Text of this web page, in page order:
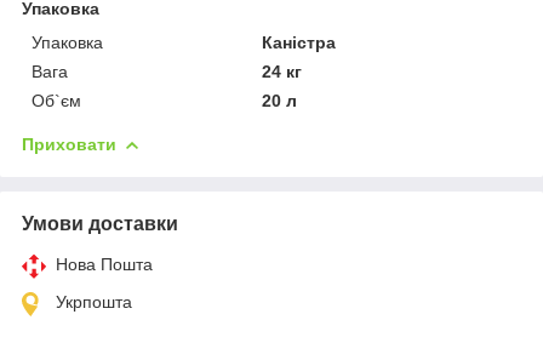
Упаковка
Упаковка
Каністра
Вага
24 кг
Об`єм
20 л
Приховати
Умови доставки
Нова Пошта
Укрпошта